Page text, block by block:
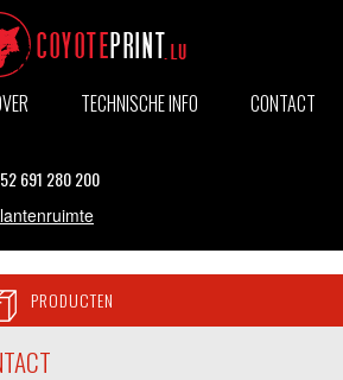
TECHNISCHE INFO CONTACT
691 280 200
PRODUCTEN